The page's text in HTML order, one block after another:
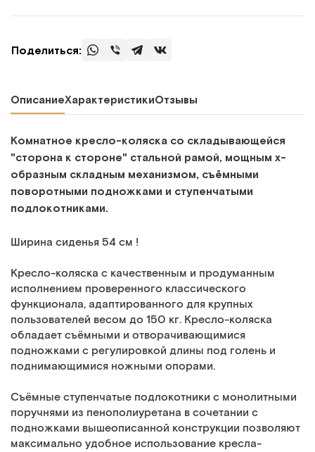
Поделиться:
ОписаниеХарактеристикиОтзывы
Комнатное кресло-коляска со складывающейся
"сторона к стороне" стальной рамой, мощным х-
образным складным механизмом, съёмными
поворотными подножками и ступенчатыми
подлокотниками.
Ширина сиденья 54 см !
Кресло-коляска с качественным и продуманным
исполнением проверенного классического
функционала, адаптированного для крупных
пользователей весом до 150 кг. Кресло-коляска
обладает съёмными и отворачивающимися
подножками с регулировкой длины под голень и
поднимающимися ножными опорами.
Съёмные ступенчатые подлокотники с монолитными
поручнями из пенополиуретана в сочетании с
подножками вышеописанной конструкции позволяют
максимально удобное использование кресла-